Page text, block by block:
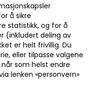
å sikre
statistikk, og for å
(inkludert deling av
er helt frivillig. Du
eller tilpasse valgene
som helst endre
lenken «personvern»